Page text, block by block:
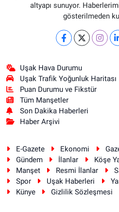
altyapı sunuyor.
gösterilmeden
Uşak Hava Durumu
Uşak Trafik Yoğunluk Haritası
Puan Durumu ve Fikstür
Tüm Manşetler
Son Dakika Haberleri
Haber Arşivi
E-Gazete Ekonomi
Gündem
İlanlar Köşe
Manşet
Resmi İlanlar
Spor
Uşak Haberleri
Künye
Gizlilik Sözleşmesi